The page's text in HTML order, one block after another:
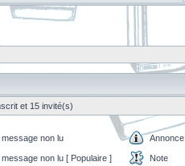
et 15 invité(s)
non lu Annonce
non lu [ Populaire ] Note